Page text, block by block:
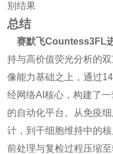
别结果
总结
赛默飞Countess3FL
持与高价值荧光分析的
像能力基础之上，通过
经网络AI核心，构建了
的自动化平台。从免疫
计，到干细胞维持中的
前处理与复检过程压缩